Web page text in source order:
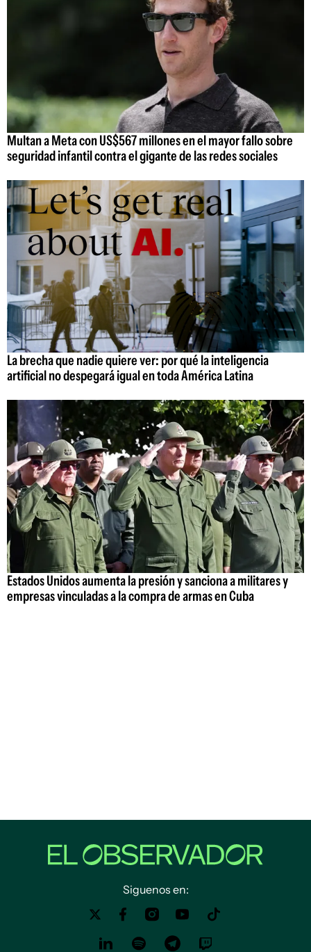
Multan a Meta con US$567 millones en el mayor fallo sobre
seguridad infantil contra el gigante de las redes sociales
La brecha que nadie quiere ver: por qué la inteligencia
artificial no despegará igual en toda América Latina
Estados Unidos aumenta la presión y sanciona a militares y
empresas vinculadas a la compra de armas en Cuba
Siguenos en: